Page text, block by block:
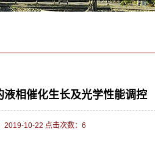
液相催化生长及光学性能调控
2019-10-22 点击次数： 6